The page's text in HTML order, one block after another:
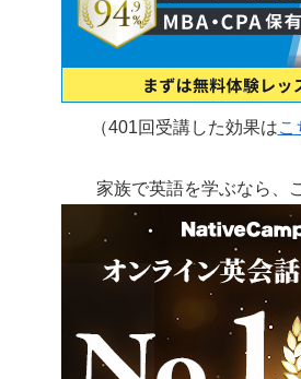
（401回受講した効果はこ
家族で英語を学ぶなら、